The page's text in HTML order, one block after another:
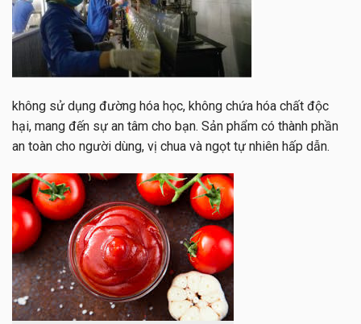
không sử dụng đường hóa học, không chứa hóa chất độc
hại, mang đến sự an tâm cho bạn. Sản phẩm có thành phần
an toàn cho người dùng, vị chua và ngọt tự nhiên hấp dẫn.